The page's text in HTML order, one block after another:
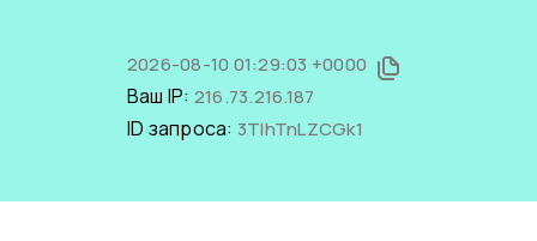
2026-08-10 01:29:03 +0000
Ваш IP: 216.73.216.187
ID запроса: 3TIhTnLZCGk1